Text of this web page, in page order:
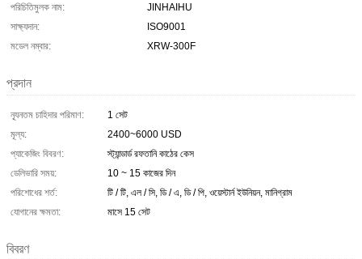
পরিচিতিমুলক নাম:
JINHAIHU
সাক্ষ্যদান:
ISO9001
মডেল নম্বার:
XRW-300F
প্রদান
ন্যূনতম চাহিদার পরিমাণ:
1 সেট
মূল্য:
2400~6000 USD
প্যাকেজিং বিবরণ:
স্ট্যান্ডার্ড রফতানি কাঠের কেস
ডেলিভারি সময়:
10 ~ 15 কাজের দিন
পরিশোধের শর্ত:
টি / টি, এল / সি, ডি / এ, ডি / পি, ওয়েস্টার্ন ইউনিয়ন, মানিগ্রাম
যোগানের ক্ষমতা:
মাসে 15 সেট
বিবরণ